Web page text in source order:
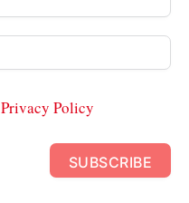
Privacy Policy
SUBSCRIBE